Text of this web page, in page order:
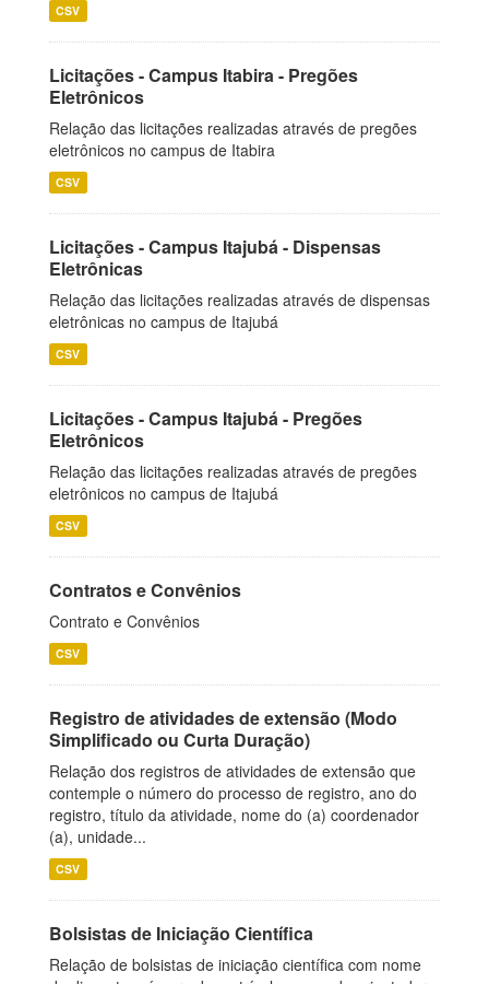
CSV
Licitações - Campus Itabira - Pregões
Eletrônicos
Relação das licitações realizadas através de pregões
eletrônicos no campus de Itabira
CSV
Licitações - Campus Itajubá - Dispensas
Eletrônicas
Relação das licitações realizadas através de dispensas
eletrônicas no campus de Itajubá
CSV
Licitações - Campus Itajubá - Pregões
Eletrônicos
Relação das licitações realizadas através de pregões
eletrônicos no campus de Itajubá
CSV
Contratos e Convênios
Contrato e Convênios
CSV
Registro de atividades de extensão (Modo
Simplificado ou Curta Duração)
Relação dos registros de atividades de extensão que
contemple o número do processo de registro, ano do
registro, título da atividade, nome do (a) coordenador
(a), unidade...
CSV
Bolsistas de Iniciação Científica
Relação de bolsistas de iniciação científica com nome